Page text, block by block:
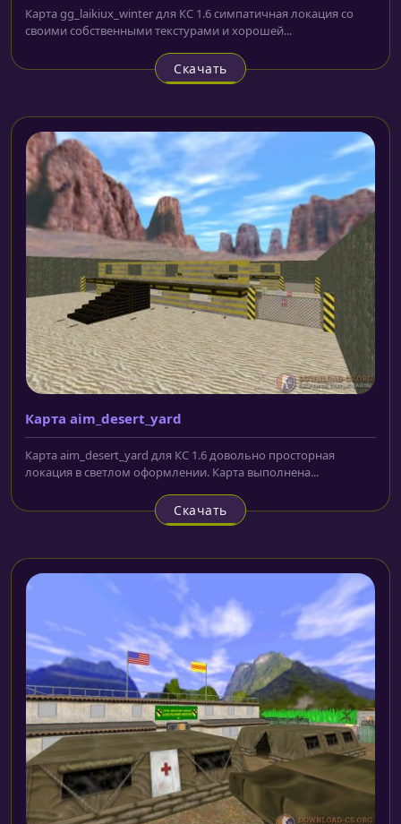
Карта gg_laikiux_winter для КС 1.6 симпатичная локация со
своими собственными текстурами и хорошей...
Скачать
Карта aim_desert_yard
Карта aim_desert_yard для КС 1.6 довольно просторная
локация в светлом оформлении. Карта выполнена...
Скачать